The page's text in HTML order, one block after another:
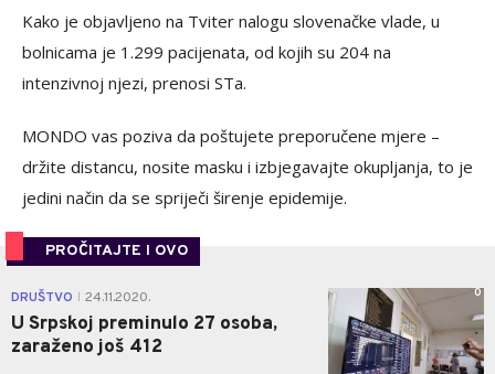
Kako je objavljeno na Tviter nalogu slovenačke vlade, u
bolnicama je 1.299 pacijenata, od kojih su 204 na
intenzivnoj njezi, prenosi STa.
MONDO vas poziva da poštujete preporučene mjere –
držite distancu, nosite masku i izbjegavajte okupljanja, to je
jedini način da se spriječi širenje epidemije.
PROČITAJTE I OVO
DRUŠTVO 24.11.2020.
U Srpskoj preminulo 27 osoba,
zaraženo još 412
0